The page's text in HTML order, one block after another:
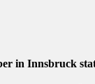
in Innsbruck